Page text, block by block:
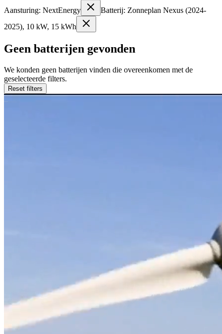
Aansturing: NextEnergy
Batterij: Zonneplan Nexus (2024-
2025), 10 kW, 15 kWh
Geen batterijen gevonden
We konden geen batterijen vinden die overeenkomen met de
geselecteerde filters.
Reset filters